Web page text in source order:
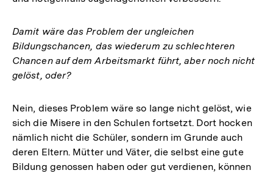
Damit wäre das Problem der ungleichen
Bildungschancen, das wiederum zu schlechteren
Chancen auf dem Arbeitsmarkt führt, aber noch nicht
gelöst, oder?
Nein, dieses Problem wäre so lange nicht gelöst, wie
sich die Misere in den Schulen fortsetzt. Dort hocken
nämlich nicht die Schüler, sondern im Grunde auch
deren Eltern. Mütter und Väter, die selbst eine gute
Bildung genossen haben oder gut verdienen, können